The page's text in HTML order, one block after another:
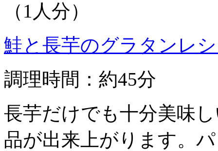
（1人分）
鮭と長芋のグラタンレ
調理時間：約45分
長芋だけでも十分美味
品が出来上がります。